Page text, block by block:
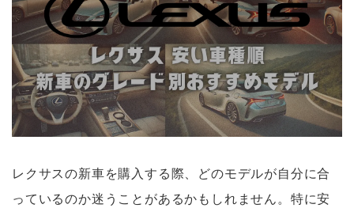
レクサスの新車を購入する際、どのモデルが自分に合
っているのか迷うことがあるかもしれません。特に安